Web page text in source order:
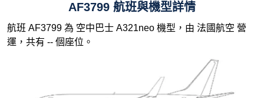
AF3799 航班與機型詳情
航班 AF3799 為 空中巴士 A321neo 機型，由 法國航空 營
運，共有 -- 個座位。